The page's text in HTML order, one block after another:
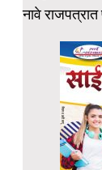
नावे